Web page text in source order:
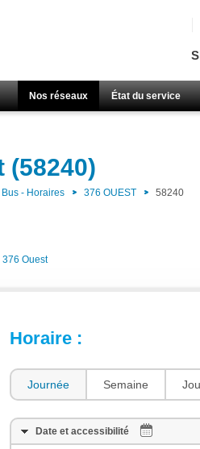
Nos réseaux État du service
(58240)
Bus - Horaires 376 OUEST 58240
376 Ouest
Horaire :
Journée Semaine
Date et accessibilité